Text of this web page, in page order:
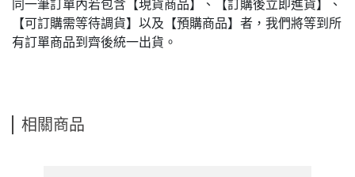
同一筆訂單內若包含【現貨商品】、【訂購後立即進貨】、
【可訂購需等待調貨】以及【預購商品】者，我們將等到所
有訂單商品到齊後統一出貨。
相關商品